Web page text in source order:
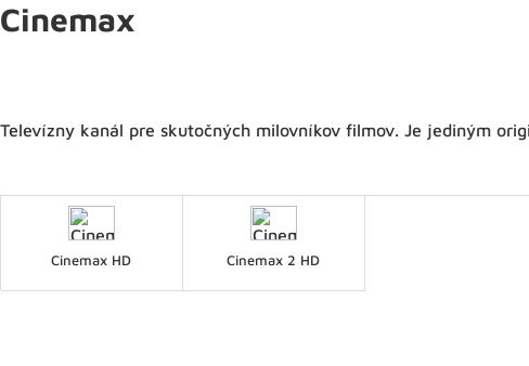
Cinemax
Televízny kanál pre skutočných milovníkov filmov. Je jediným
Cinemax HD Cinemax 2 HD